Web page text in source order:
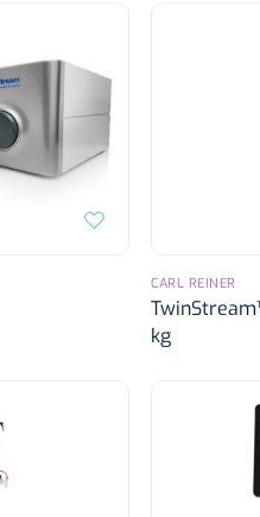
CARL REINER
kg